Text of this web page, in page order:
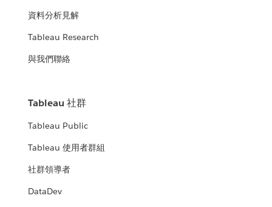
資料分析見解
Tableau Research
與我們聯絡
Tableau 社群
Tableau Public
Tableau 使用者群組
社群領導者
DataDev